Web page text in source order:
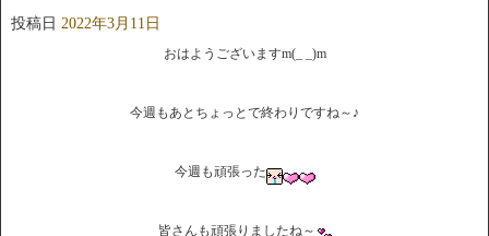
投稿日 2022年3月11日
おはようございますm(_ _)m
今週もあとちょっとで終わりですね～♪
今週も頑張った
皆さんも頑張りましたね～